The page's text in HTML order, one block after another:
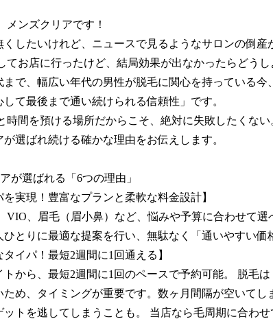
メンズクリアです！
くしたいけれど、ニュースで見るようなサロンの倒産
まで、幅広い年代の男性が脱毛に関心を持っている今
して最後まで通い続けられる信頼性」です。
が選ばれ続ける確かな理由をお伝えします。
が選ばれる「6つの理由」
実現！豊富なプランと柔軟な料金設計】
ひとりに最適な提案を行い、無駄なく「通いやすい価
イパ！最短2週間に1回通える】
トから、最短2週間に1回のペースで予約可能。 脱毛
ため、タイミングが重要です。数ヶ月間隔が空いてし
ットを逃してしまうことも。 当店なら毛周期に合わせ